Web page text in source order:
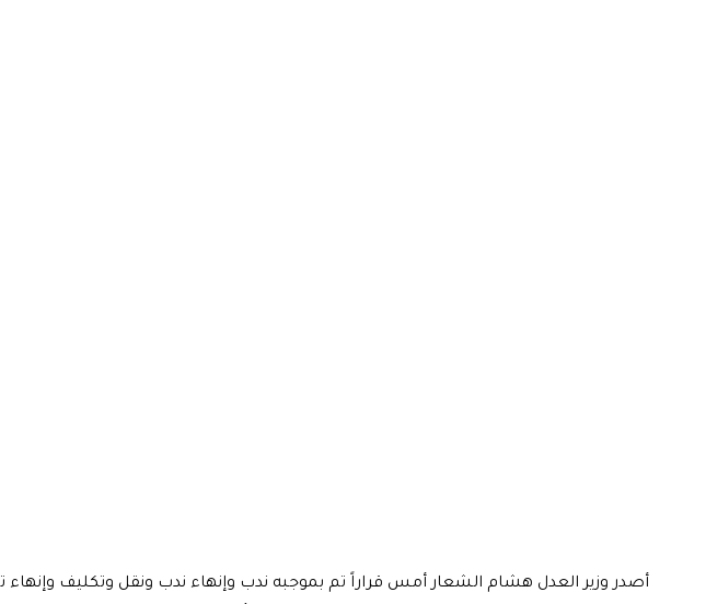
أصدر وزير العدل هشام الشعار أمس قراراً تم بموجبه ندب وإنهاء ندب ونقل وتكليف